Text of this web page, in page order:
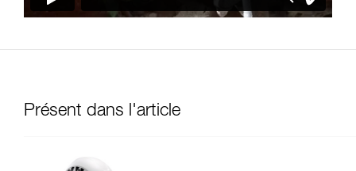
Présent dans l'article